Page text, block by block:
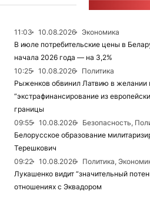
11:03 10.08.2026
Экономика
В июле потребительские цены в
начала 2026 года — на 3,2%
10:25
10.08.2026
Политика
Рыженков обвинил Латвию в желании
“экстрафинансирование из
границы
09:55
10.08.2026
Безопасность,
Белорусское образование
Терешкович
09:22
10.08.2026
Политика,
Лукашенко видит “значительный
отношениях с Эквадором